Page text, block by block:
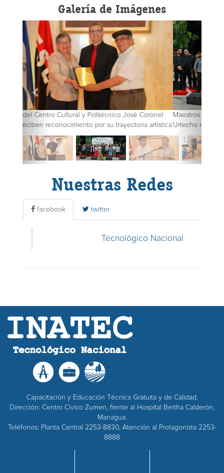
Galería de Imágenes
Maestros del Centro Cultural y Politécnico José Coronel
Urtecho reciben reconocimiento por su trayectoria artística
Nuestras Redes
facebook twitter
Tecnológico Nacional
Capacitación y Educación Técnica Gratuita y de Calidad.
Dirección: Centro Cívico Zumen, frente al Hospital Bertha Calderón,
Managua.
Teléfonos: Planta Central 2253-8830, Atención al Protagonista 2253-
8888